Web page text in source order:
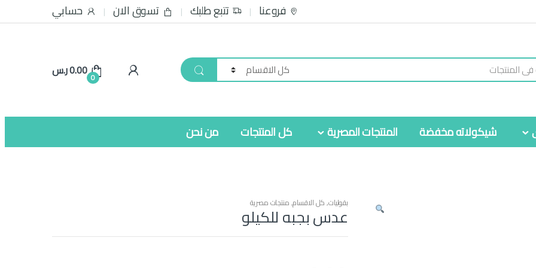
فروعنا تتبع طلبك تسوق الان حسابي
0
0.00ر.س
شيكولاته مخفضة المنتجات المصرية كل المنتجات من نحن
بقوليات,كل الاقسام,منتجات مصرية
عدس بجبه للكيلو